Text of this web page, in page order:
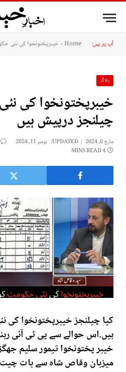
آپ پر ہیں: Home
» خیبرپختونخوا کی نئی
بلاگ
خیبرپختونخوا کی
چیلنجز درپیش ہیں
مارچ 6, 2024 UPDATED: نومبر 11, 2024
4 MINS READ
کیا چیلنجز خیبرپختونخوا
ہیں.اس حوالے سے پی ٹی آئی
خیبر پختونخوا تیمور سلیم
میزبان وقاص شاہ سے بات